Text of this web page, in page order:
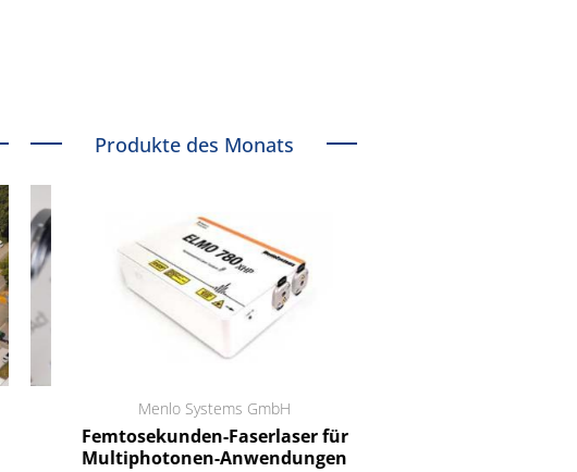
Produkte des Monats
Menlo Systems GmbH
Femtosekunden-Faserlaser für
Multiphotonen-Anwendungen